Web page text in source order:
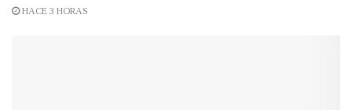
HACE 3 HORAS